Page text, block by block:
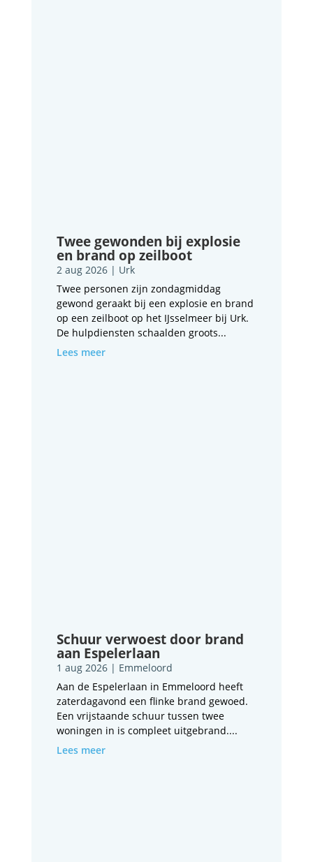
Twee gewonden bij explosie
en brand op zeilboot
2 aug 2026| Urk
Twee personen zijn zondagmiddag
gewond geraakt bij een explosie en brand
op een zeilboot op het IJsselmeer bij Urk.
De hulpdiensten schaalden groots...
Lees meer
Schuur verwoest door brand
aan Espelerlaan
1 aug 2026| Emmeloord
Aan de Espelerlaan in Emmeloord heeft
zaterdagavond een flinke brand gewoed.
Een vrijstaande schuur tussen twee
woningen in is compleet uitgebrand....
Lees meer